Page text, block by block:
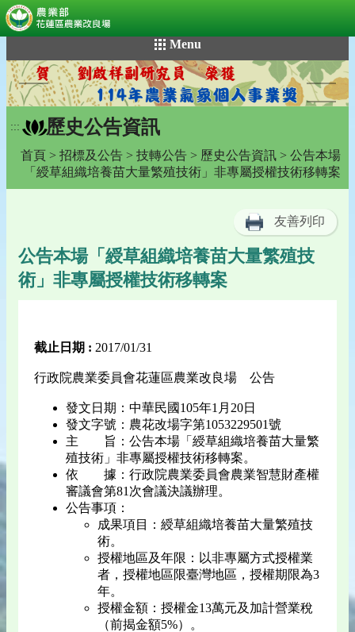
到
主
要
內
容
Menu
::: 歷史公告資訊
首頁 > 招標及公告 > 技轉公告 > 歷史公告資訊 > 公告本場
「綬草組織培養苗大量繁殖技術」非專屬授權技術移轉案
友善列印
公告本場「綬草組織培養苗大量繁殖技
術」非專屬授權技術移轉案
截止日期 : 2017/01/31
行政院農業委員會花蓮區農業改良場 公告
發文日期：中華民國105年1月20日
發文字號：農花改場字第1053229501號
主 旨：公告本場「綬草組織培養苗大量繁
殖技術」非專屬授權技術移轉案。
依 據：行政院農業委員會農業智慧財產權
審議會第81次會議決議辦理。
公告事項：
成果項目：綬草組織培養苗大量繁殖技
術。
授權地區及年限：以非專屬方式授權業
者，授權地區限臺灣地區，授權期限為3
年。
授權金額：授權金13萬元及加計營業稅
（前揭金額5%）。